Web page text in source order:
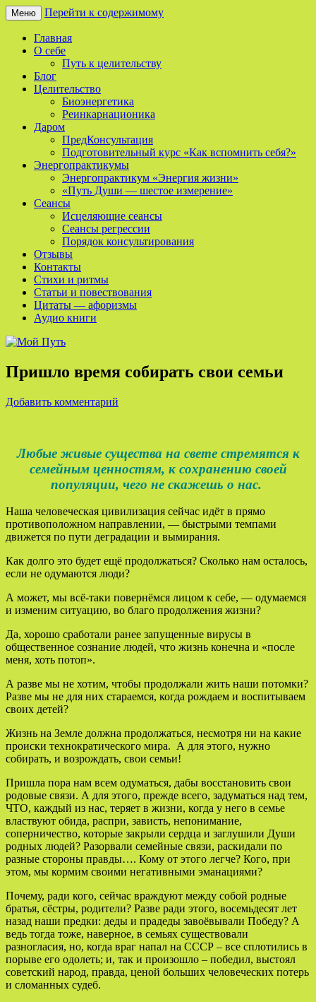
Мой Путь
целительстве
Меню Перейти к содержимому
Главная
О себе
Путь к целительству
Блог
Целительство
Биоэнергетика
Реинкарнационика
Даром
ПредКонсультация
Подготовительный курс «Как вспомнить себя?»
Энергопрактикумы
Энергопрактикум «Энергия жизни»
«Путь Души — шестое измерение»
Сеансы
Исцеляющие сеансы
Сеансы регрессии
Порядок консультирования
Отзывы
Контакты
Стихи и ритмы
Статьи и повествования
Цитаты — афоризмы
Аудио книги
Пришло время собирать свои семьи
Добавить комментарий
Любые живые существа на свете стремятся к
семейным ценностям, к сохранению своей
популяции, чего не скажешь о нас.
Наша человеческая цивилизация сейчас идёт в прямо
противоположном направлении, — быстрыми темпами
движется по пути деградации и вымирания.
Как долго это будет ещё продолжаться? Сколько нам осталось,
если не одумаются люди?
А может, мы всё-таки повернёмся лицом к себе, — одумаемся
и изменим ситуацию, во благо продолжения жизни?
Да, хорошо сработали ранее запущенные вирусы в
общественное сознание людей, что жизнь конечна и «после
меня, хоть потоп».
А разве мы не хотим, чтобы продолжали жить наши потомки?
Разве мы не для них стараемся, когда рождаем и воспитываем
своих детей?
Жизнь на Земле должна продолжаться, несмотря ни на какие
происки технократического мира. А для этого, нужно
собирать, и возрождать, свои семьи!
Пришла пора нам всем одуматься, дабы восстановить свои
родовые связи. А для этого, прежде всего, задуматься над тем,
ЧТО, каждый из нас, теряет в жизни, когда у него в семье
властвуют обида, распри, зависть, непонимание,
соперничество, которые закрыли сердца и заглушили Души
родных людей? Разорвали семейные связи, раскидали по
разные стороны правды…. Кому от этого легче? Кого, при
этом, мы кормим своими негативными эманациями?
Почему, ради кого, сейчас враждуют между собой родные
братья, сёстры, родители? Разве ради этого, восемьдесят лет
назад наши предки: деды и прадеды завоёвывали Победу? А
ведь тогда тоже, наверное, в семьях существовали
разногласия, но, когда враг напал на СССР – все сплотились в
порыве его одолеть; и, так и произошло – победил, выстоял
советский народ, правда, ценой больших человеческих потерь
и сломанных судеб.